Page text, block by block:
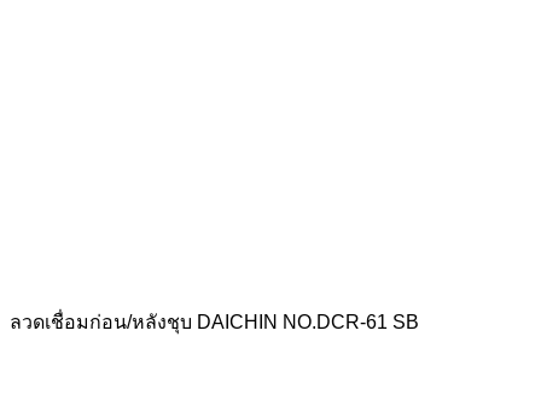
ลวดเชื่อมก่อน/หลังชุบ DAICHIN NO.DCR-61 SB